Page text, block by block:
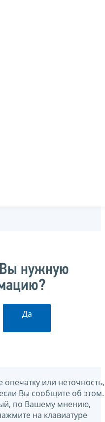
нужную
Да
опечатку или неточность,
Вы сообщите об этом.
по Вашему мнению,
на клавиатуре